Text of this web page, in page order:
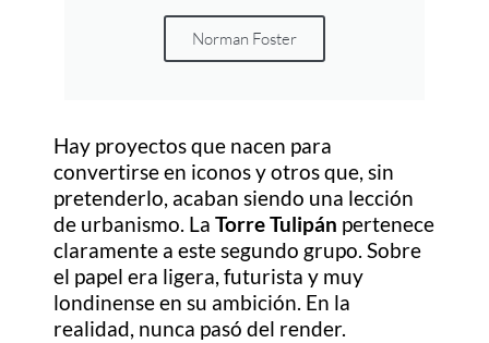
Norman Foster
Hay proyectos que nacen para
convertirse en iconos y otros que, sin
pretenderlo, acaban siendo una lección
de urbanismo. LaTorre Tulipán pertenece
claramente a este segundo grupo. Sobre
el papel era ligera, futurista y muy
londinense en su ambición. En la
realidad, nunca pasó del render.